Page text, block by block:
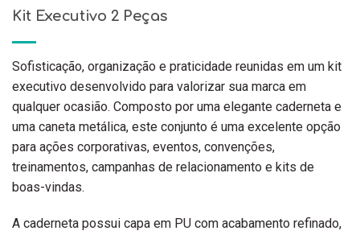
Kit Executivo 2 Peças
Sofisticação, organização e praticidade reunidas em um kit
executivo desenvolvido para valorizar sua marca em
qualquer ocasião. Composto por uma elegante caderneta e
uma caneta metálica, este conjunto é uma excelente opção
para ações corporativas, eventos, convenções,
treinamentos, campanhas de relacionamento e kits de
boas-vindas.
A caderneta possui capa em PU com acabamento refinado,